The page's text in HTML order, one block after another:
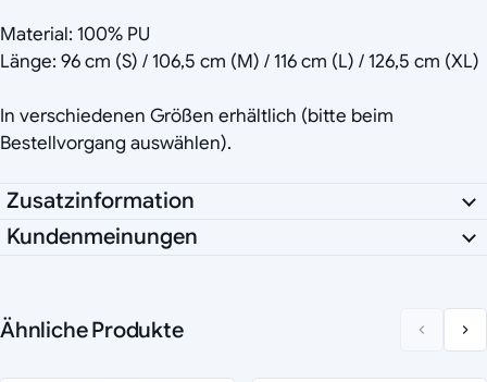
Material: 100% PU
Länge: 96 cm (S) / 106,5 cm (M) / 116 cm (L) / 126,5 cm (XL)
In verschiedenen Größen erhältlich (bitte beim
Bestellvorgang auswählen).
Zusatzinformation
Kundenmeinungen
Ähnliche Produkte